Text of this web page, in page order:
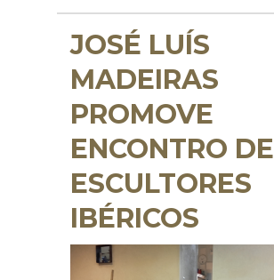
JOSÉ LUÍS
MADEIRAS
PROMOVE
ENCONTRO DE
ESCULTORES
IBÉRICOS